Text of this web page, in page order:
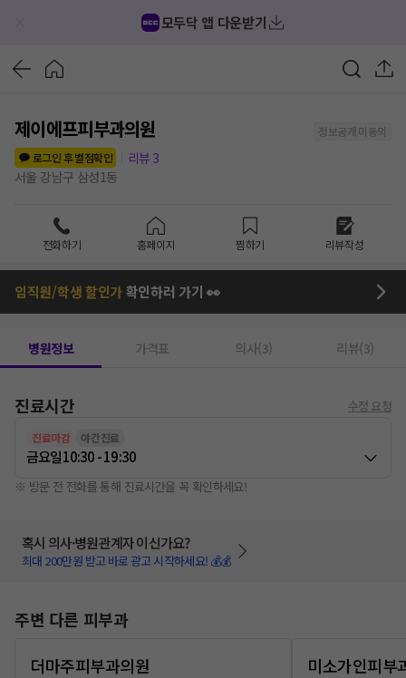
모두닥 앱 다운받기
제이에프피부과의원
정보공개 미동의
로그인 후 별점확인
리뷰 3
서울 강남구 삼성1동
전화하기 홈페이지 찜하기 리뷰작성
임직원/학생 할인가확인하러 가기 👀
병원정보 가격표 의사(3) 리뷰(3)
진료시간 수정 요청
진료마감 야간진료
금요일10:30 - 19:30
※ 방문 전 전화를 통해 진료시간을 꼭 확인하세요!
혹시 의사·병원관계자 이신가요?
최대 200만원 받고 바로 광고 시작하세요! 💰💰
주변 다른 피부과
더마주피부과의원
미소가인피부